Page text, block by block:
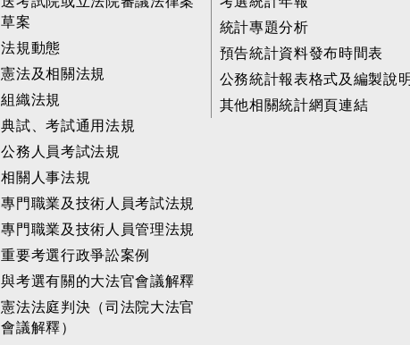
草案
法規動態
憲法及相關法規
組織法規
典試、考試通用法規
公務人員考試法規
相關人事法規
專門職業及技術人員考試法規
專門職業及技術人員管理法規
重要考選行政爭訟案例
與考選有關的大法官會議解釋
憲法法庭判決（司法院大法官
會議解釋）
統計專題分析
預告統計資料發布時間表
公務統計報表格式及編製說
其他相關統計網頁連結